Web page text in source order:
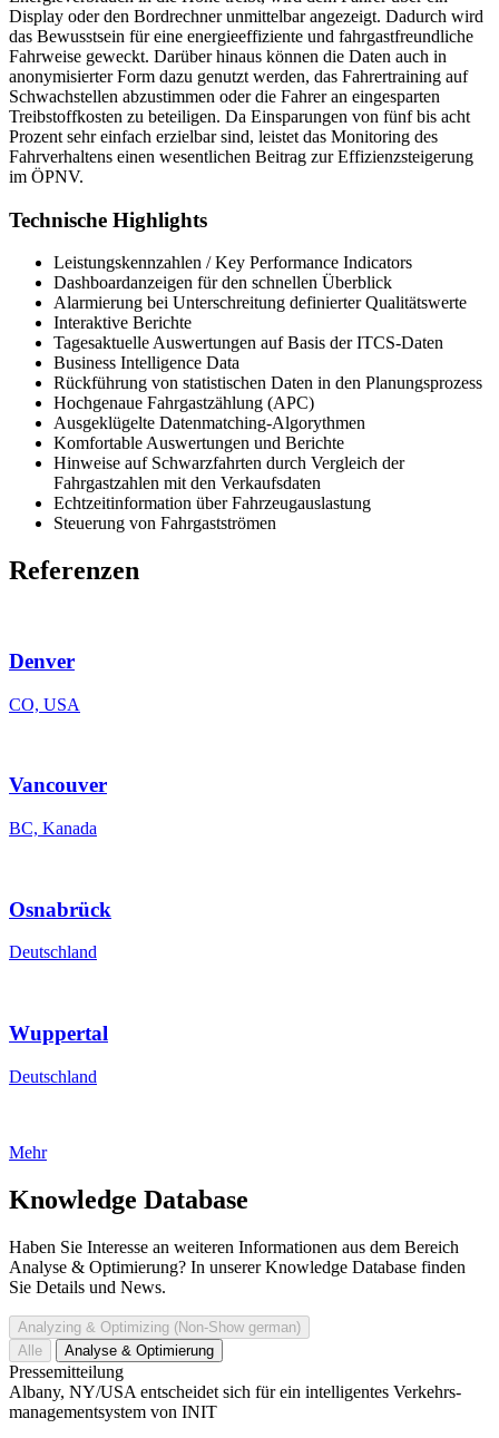
Display oder den Bordrechner unmittelbar angezeigt. Dadurch wird
das Bewusstsein für eine energieeffiziente und fahrgastfreundliche
Fahrweise geweckt. Darüber hinaus können die Daten auch in
anonymisierter Form dazu genutzt werden, das Fahrertraining auf
Schwachstellen abzustimmen oder die Fahrer an eingesparten
Treibstoffkosten zu beteiligen. Da Einsparungen von fünf bis acht
Prozent sehr einfach erzielbar sind, leistet das Monitoring des
Fahrverhaltens einen wesentlichen Beitrag zur Effizienzsteigerung
im ÖPNV.
Technische Highlights
Leistungskennzahlen / Key Performance Indicators
Dashboardanzeigen für den schnellen Überblick
Alarmierung bei Unterschreitung definierter Qualitätswerte
Interaktive Berichte
Tagesaktuelle Auswertungen auf Basis der ITCS-Daten
Business Intelligence Data
Rückführung von statistischen Daten in den Planungsprozess
Hochgenaue Fahrgastzählung (APC)
Ausgeklügelte Datenmatching-Algorythmen
Komfortable Auswertungen und Berichte
Hinweise auf Schwarzfahrten durch Vergleich der
Fahrgastzahlen mit den Verkaufsdaten
Echtzeitinformation über Fahrzeugauslastung
Steuerung von Fahrgastströmen
Referenzen
Denver
CO, USA
Vancouver
BC, Kanada
Osnabrück
Deutschland
Wuppertal
Deutschland
Mehr
Knowledge Database
Haben Sie Interesse an weiteren Informationen aus dem Bereich
Analyse & Optimierung? In unserer Knowledge Database finden
Sie Details und News.
Analyzing & Optimizing (Non-Show german)
Alle
Analyse & Optimierung
Pressemitteilung
Albany, NY/USA entscheidet sich für ein intelligentes Verkehrs­
management­system von INIT